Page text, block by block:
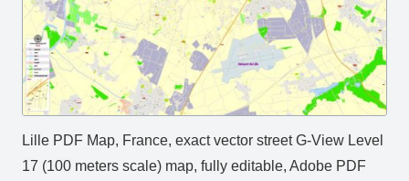
Lille PDF Map, France, exact vector street G-View Level
17 (100 meters scale) map, fully editable, Adobe PDF